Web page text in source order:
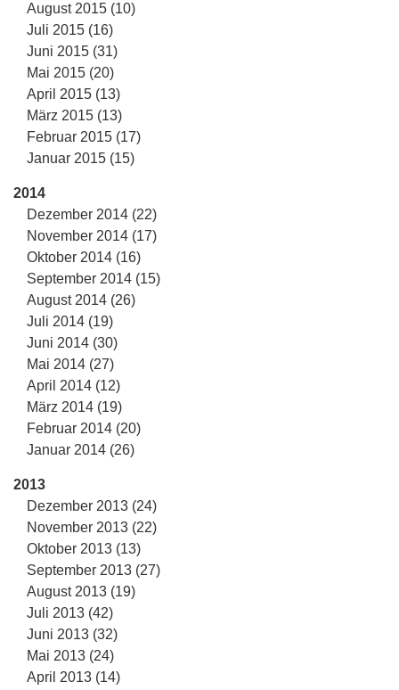
August 2015 (10)
Juli 2015 (16)
Juni 2015 (31)
Mai 2015 (20)
April 2015 (13)
März 2015 (13)
Februar 2015 (17)
Januar 2015 (15)
2014
Dezember 2014 (22)
November 2014 (17)
Oktober 2014 (16)
September 2014 (15)
August 2014 (26)
Juli 2014 (19)
Juni 2014 (30)
Mai 2014 (27)
April 2014 (12)
März 2014 (19)
Februar 2014 (20)
Januar 2014 (26)
2013
Dezember 2013 (24)
November 2013 (22)
Oktober 2013 (13)
September 2013 (27)
August 2013 (19)
Juli 2013 (42)
Juni 2013 (32)
Mai 2013 (24)
April 2013 (14)